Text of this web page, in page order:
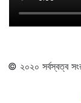
© ২০২০ সর্বস্বত্ব